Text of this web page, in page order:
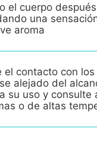
el cuerpo
una
aroma
el contacto con los
alejado del
su uso y consulte
o de altas